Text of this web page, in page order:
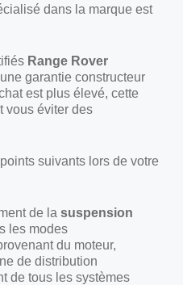
dans la marque est
Range Rover
garantie constructeur
est plus élevé, cette
vous éviter des
suivants lors de votre
de la suspension
les modes
du moteur,
de distribution
de tous les systèmes